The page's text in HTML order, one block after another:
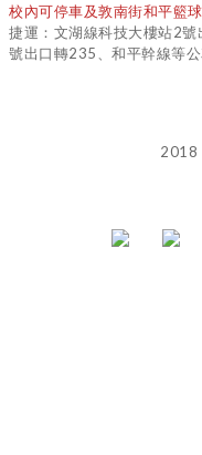
校內可停車及敦南街和平籃
捷運：文湖線科技大樓站2
號出口轉235、和平幹線等公
2018